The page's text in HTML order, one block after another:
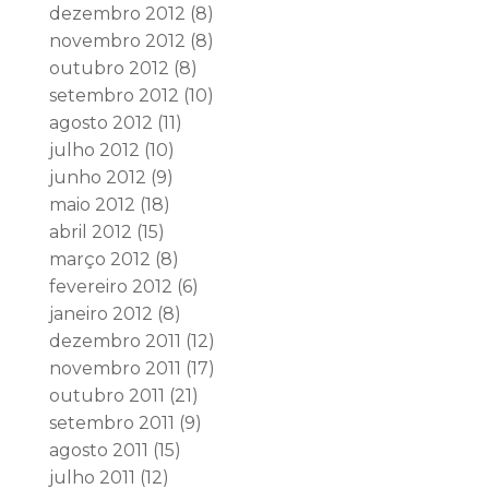
dezembro 2012 (8)
novembro 2012 (8)
outubro 2012 (8)
setembro 2012 (10)
agosto 2012 (11)
julho 2012 (10)
junho 2012 (9)
maio 2012 (18)
abril 2012 (15)
março 2012 (8)
fevereiro 2012 (6)
janeiro 2012 (8)
dezembro 2011 (12)
novembro 2011 (17)
outubro 2011 (21)
setembro 2011 (9)
agosto 2011 (15)
julho 2011 (12)